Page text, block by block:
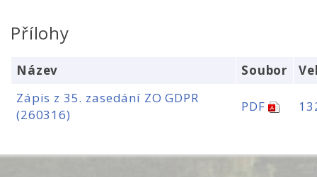
Přílohy
Název Soubor
Zápis z 35. zasedání ZO GDPR
(260316)
PDF